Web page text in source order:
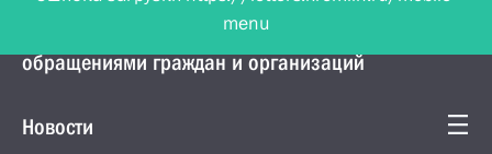
Управление Президента по работе с
обращениями граждан и организаций
Новости
menu